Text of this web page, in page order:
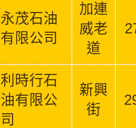
永茂石油
有限公司
加連
威老
道
利時行石
油有限公
司
新興
街